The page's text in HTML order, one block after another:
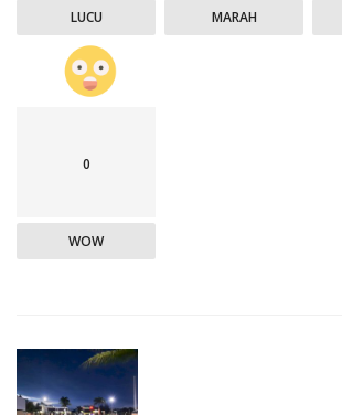
LUCU MARAH
0
WOW